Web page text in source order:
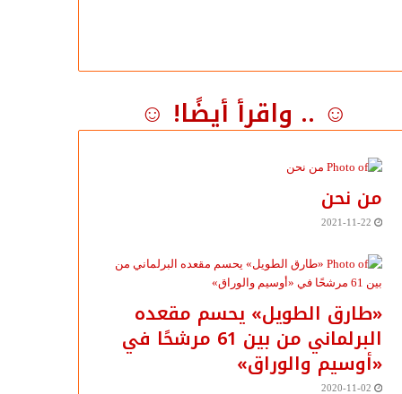
☺ .. واقرأ أيضًا! ☺
من نحن
2021-11-22
«طارق الطويل» يحسم مقعده
البرلماني من بين 61 مرشحًا في
«أوسيم والوراق»
2020-11-02